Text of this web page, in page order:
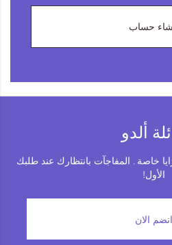
حساب
ألدو
خاصة . المفاجآت بانتظارك عند طلبك
الأول!
انضم الان